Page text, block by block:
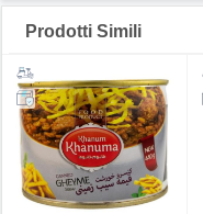
Prodotti Simili